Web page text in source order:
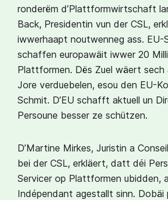
ronderëm d’Plattformwirtschaft
Back, Presidentin vun der CSL,
iwwerhaapt noutwenneg ass. EU-
schaffen europawäit iwwer 20
Plattformen. Dës Zuel wäert sech
Jore verduebelen, esou den EU-
Schmit. D’EU schafft aktuell un
Persoune besser ze schützen.
D’Martine Mirkes, Juristin a
bei der CSL, erkläert, datt déi
Servicer op Plattformen ubidden,
Indépendant agestallt sinn. Dobäi